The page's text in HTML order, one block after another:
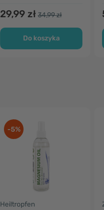
29,99 zł 34,99 zł
Do koszyka
-5%
Heiltropfen